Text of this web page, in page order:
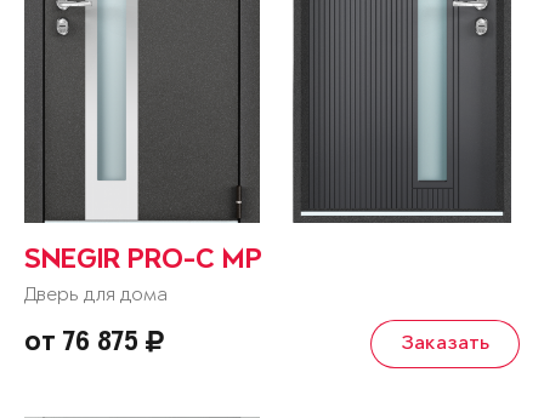
SNEGIR PRO-C MP
Дверь для дома
от 76 875 Заказать